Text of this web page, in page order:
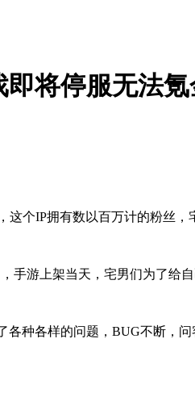
将停服无法
这个IP拥有数以百万计的粉丝
手游上架当天，宅男们为了给
种各样的问题，BUG不断，问